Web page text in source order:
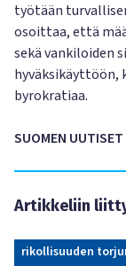
työtään
osoittaa, että
sekä vankiloiden
hyväksikäyttöön,
byrokratiaa.
SUOMEN UUTISET
Artikkeliin
rikollisuuden